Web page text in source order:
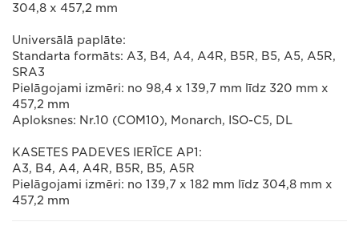
304,8 x 457,2 mm
Universālā paplāte:
Standarta formāts: A3, B4, A4, A4R, B5R, B5, A5, A5R,
SRA3
Pielāgojami izmēri: no 98,4 x 139,7 mm līdz 320 mm x
457,2 mm
Aploksnes: Nr.10 (COM10), Monarch, ISO-C5, DL
KASETES PADEVES IERĪCE AP1:
A3, B4, A4, A4R, B5R, B5, A5R
Pielāgojami izmēri: no 139,7 x 182 mm līdz 304,8 mm x
457,2 mm